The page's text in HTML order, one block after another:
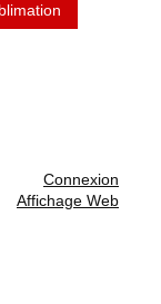
Connexion
Affichage Web